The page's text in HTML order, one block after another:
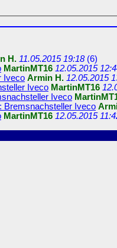
H. 11.05.2015 19:18(6)
MartinMT16 12.05.2015
Iveco Armin H. 12.05.2015
Iveco MartinMT16
Iveco
Bremsnachsteller Iveco
MartinMT16 12.05.2015